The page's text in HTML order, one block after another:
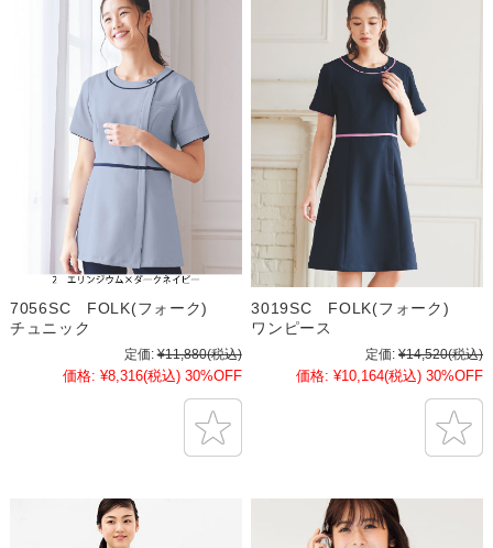
7056SC FOLK(フォーク)
チュニック
定価: ¥11,880(税込)
価格: ¥8,316(税込) 30%OFF
3019SC FOLK(フォーク)
ワンピース
定価: ¥14,520(税込)
価格: ¥10,164(税込) 30%OFF